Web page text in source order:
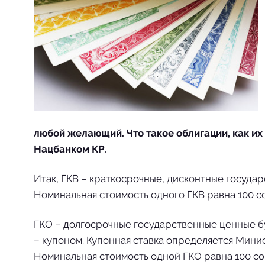
любой желающий. Что такое облигации, как
Нацбанком КР.
Итак, ГКВ – краткосрочные, дисконтные
Номинальная стоимость одного ГКВ равна 100
ГКО – долгосрочные государственные ценные
– купоном. Купонная ставка определяется
Номинальная стоимость одной ГКО равна 100